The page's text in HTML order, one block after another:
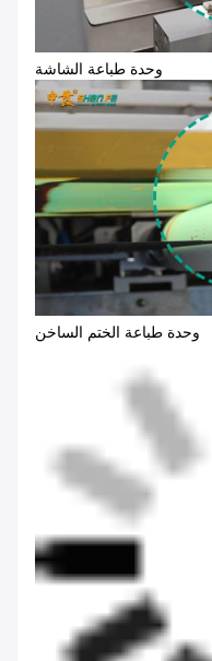
وحدة طباعة الشاشة
وحدة طباعة الختم الساخن